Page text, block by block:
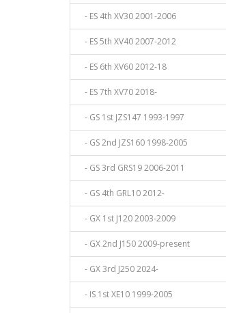
- ES 4th XV30 2001-2006
- ES 5th XV40 2007-2012
- ES 6th XV60 2012-18
- ES 7th XV70 2018-
- GS 1st JZS147 1993-1997
- GS 2nd JZS160 1998-2005
- GS 3rd GRS19 2006-2011
- GS 4th GRL10 2012-
- GX 1st J120 2003-2009
- GX 2nd J150 2009-present
- GX 3rd J250 2024-
- IS 1st XE10 1999-2005